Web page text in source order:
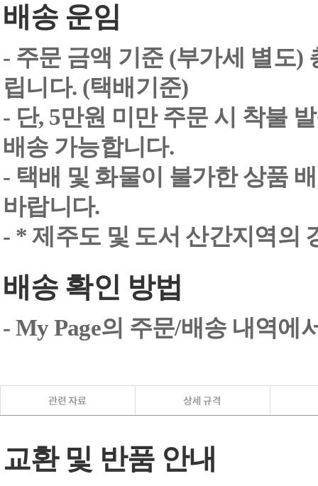
배송 운임
- 주문 금액 기준 (부가세 별도)
립니다. (택배기준)
- 단, 5만원 미만 주문 시 착불
배송 가능합니다.
- 택배 및 화물이 불가한 상품
바랍니다.
- * 제주도 및 도서 산간지역의
배송 확인 방법
- My Page의 주문/배송 내역에
교환 및 반품 안내